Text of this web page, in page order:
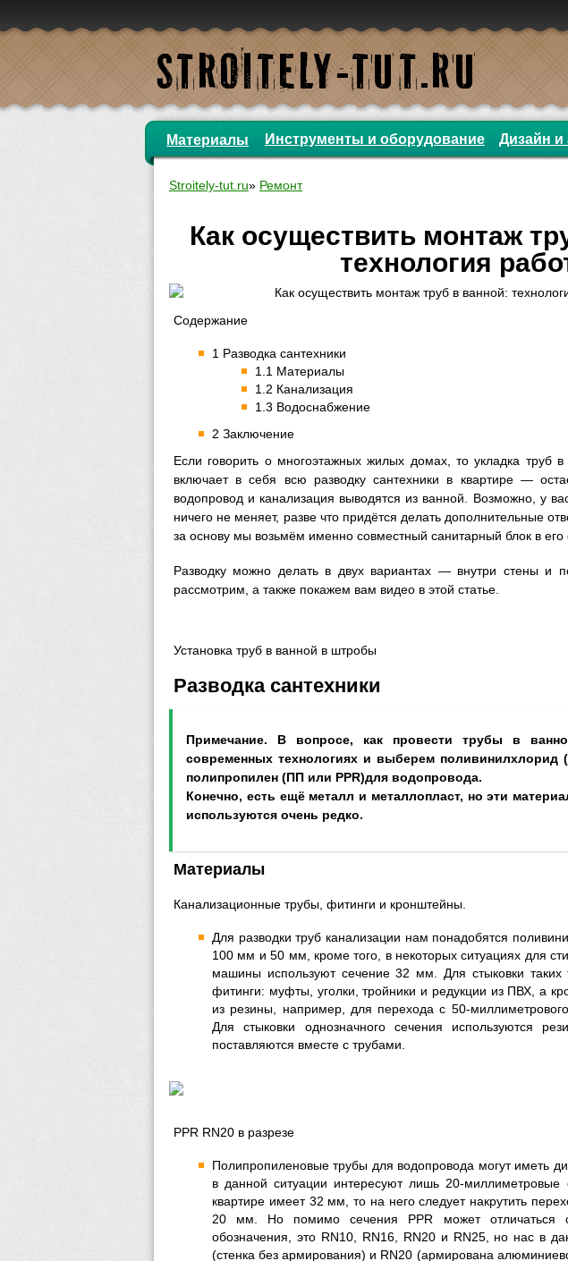
Материалы Инструменты и оборудование Дизайн и
Stroitely-tut.ru» Ремонт
Как осуществить монтаж
технология
Содержание
1 Разводка сантехники
1.1 Материалы
1.2 Канализация
1.3 Водоснабжение
2 Заключение
Если говорить о многоэтажных жилых домах, то укладка труб в
включает в себя всю разводку сантехники в квартире —
водопровод и канализация выводятся из ванной. Возможно, у
ничего не меняет, разве что придётся делать дополнительные
за основу мы возьмём именно совместный санитарный блок в его
Разводку можно делать в двух вариантах — внутри стены и
рассмотрим, а также покажем вам видео в этой статье.
Установка труб в ванной в штробы
Разводка сантехники
Примечание. В вопросе, как провести трубы в
современных технологиях и выберем поливинилхлорид
полипропилен (ПП или PPR)для водопровода.
Конечно, есть ещё металл и металлопласт, но эти
используются очень редко.
Материалы
Канализационные трубы, фитинги и кронштейны.
Для разводки труб канализации нам понадобятся
100 мм и 50 мм, кроме того, в некоторых ситуациях для
машины используют сечение 32 мм. Для стыковки таких
фитинги: муфты, уголки, тройники и редукции из ПВХ, а
из резины, например, для перехода с 50-
Для стыковки однозначного сечения используются
поставляются вместе с трубами.
PPR RN20 в разрезе
Полипропиленовые трубы для водопровода могут иметь
в данной ситуации интересуют лишь 20-
квартире имеет 32 мм, то на него следует накрутить
20 мм. Но помимо сечения PPR может отличаться
обозначения, это RN10, RN16, RN20 и RN25, но нас в
(стенка без армирования) и RN20 (армирована